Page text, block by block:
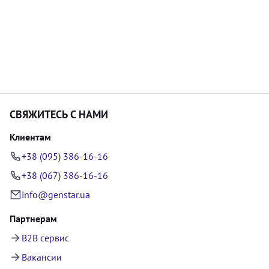
СВЯЖИТЕСЬ С НАМИ
Клиентам
+38 (095) 386-16-16
+38 (067) 386-16-16
info@genstar.ua
Партнерам
B2B сервис
Вакансии